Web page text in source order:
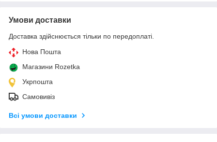
Умови доставки
Доставка здійснюється тільки по передоплаті.
Нова Пошта
Магазини Rozetka
Укрпошта
Самовивіз
Всі умови доставки